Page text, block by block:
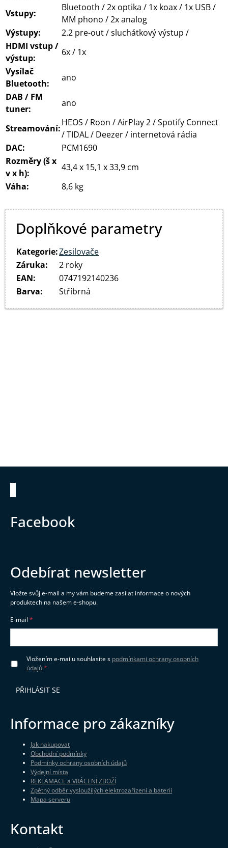
Vstupy:
Bluetooth / 2x optika / 1x koax / 1x USB /
MM phono / 2x analog
Výstupy:
2.2 pre-out / sluchátkový výstup /
HDMI vstup /
výstup:
6x / 1x
Vysílač
Bluetooth:
ano
DAB / FM
tuner:
ano
Streamování:
HEOS / Roon / AirPlay 2 / Spotify Connect
/ TIDAL / Deezer / internetová rádia
DAC:
PCM1690
Rozměry (š x
v x h):
43,4 x 15,1 x 33,9 cm
Váha:
8,6 kg
Doplňkové parametry
Kategorie:Zesilovače
Záruka:
2 roky
EAN:
0747192140236
Barva: Stříbrná
Zápatí
Facebook
Odebírat newsletter
Vložte svůj e-mail a my vám budeme zasílat informace o nových
produktech na našem e-shopu.
E-mail
Vložením e-mailu souhlasíte s podmínkami ochrany osobních
údajů
PŘIHLÁSIT SE
Informace pro zákazníky
Jak nakupovat
Obchodní podmínky
Podmínky ochrany osobních údajů
Výdejní místa
REKLAMACE a VRÁCENÍ ZBOŽÍ
Zpětný odběr vysloužilých elektrozařízení a baterií
Mapa serveru
Kontakt